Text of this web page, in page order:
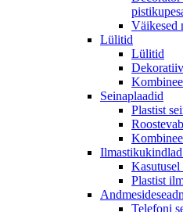
Väikesed
Lülitid
Lülitid
Seinaplaadid
Plastist
Plastist
Telefoni